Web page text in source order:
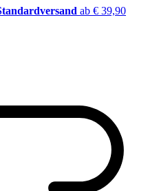
ab € 39,90